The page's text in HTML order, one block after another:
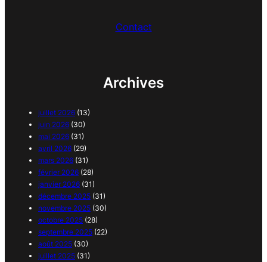
Contact
Archives
juillet 2026 (13)
juin 2026 (30)
mai 2026 (31)
avril 2026 (29)
mars 2026 (31)
février 2026 (28)
janvier 2026 (31)
décembre 2025 (31)
novembre 2025 (30)
octobre 2025 (28)
septembre 2025 (22)
août 2025 (30)
juillet 2025 (31)